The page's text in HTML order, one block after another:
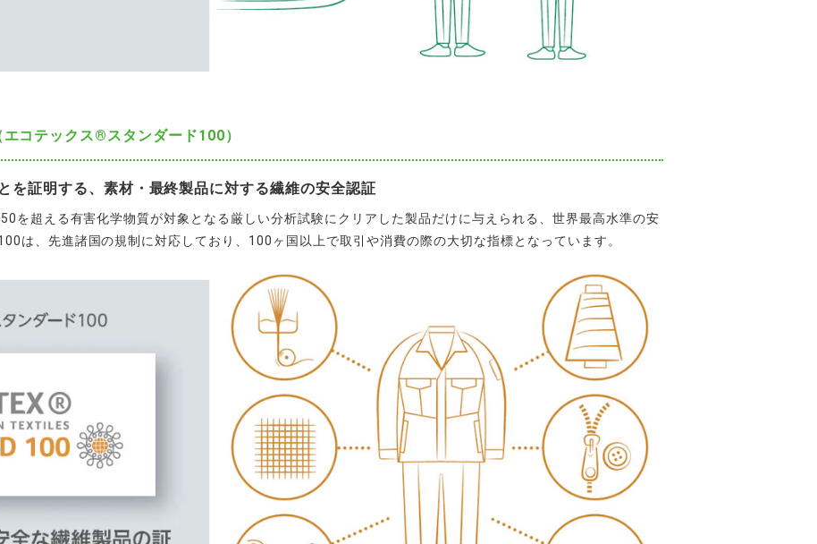
コテックス®スタンダード100）
を証明する、素材・最終製品に対する繊維の安全認証
を超える有害化学物質が対象となる厳しい分析試験にクリアした製品だけに与えられる、世界最高水準の安
は、先進諸国の規制に対応しており、100ヶ国以上で取引や消費の際の大切な指標となっています。